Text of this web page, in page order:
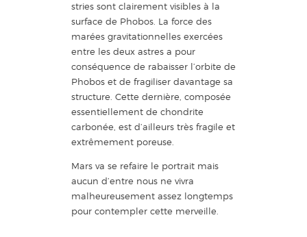
stries sont clairement visibles à la
surface de Phobos. La force des
marées gravitationnelles exercées
entre les deux astres a pour
conséquence de rabaisser l’orbite de
Phobos et de fragiliser davantage sa
structure. Cette dernière, composée
essentiellement de chondrite
carbonée, est d’ailleurs très fragile et
extrêmement poreuse.
Mars va se refaire le portrait mais
aucun d’entre nous ne vivra
malheureusement assez longtemps
pour contempler cette merveille.